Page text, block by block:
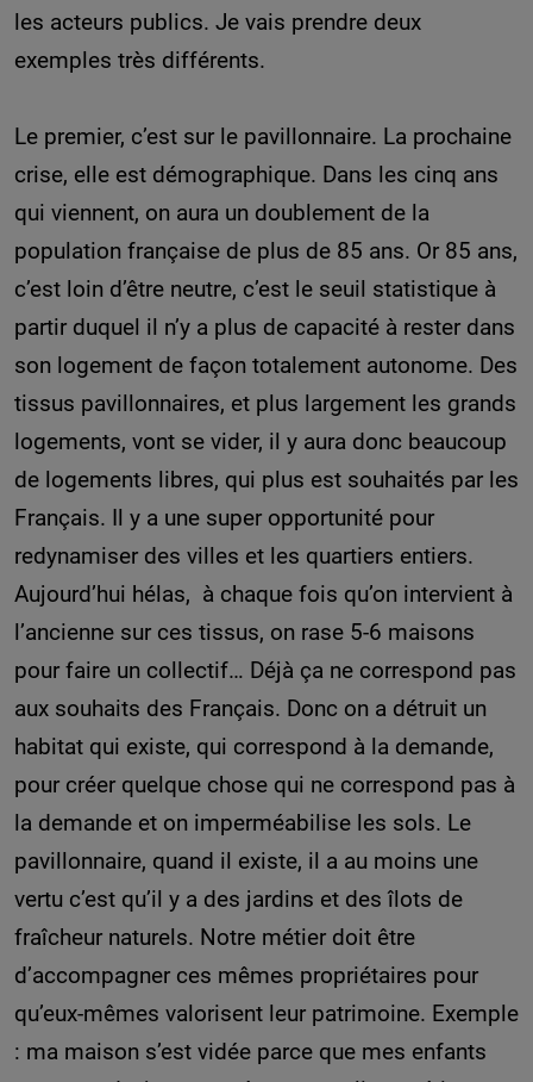
les acteurs publics. Je vais prendre deux
exemples très différents.
Le premier, c’est sur le pavillonnaire. La prochaine
crise, elle est démographique. Dans les cinq ans
qui viennent, on aura un doublement de la
population française de plus de 85 ans. Or 85 ans,
c’est loin d’être neutre, c’est le seuil statistique à
partir duquel il n’y a plus de capacité à rester dans
son logement de façon totalement autonome. Des
tissus pavillonnaires, et plus largement les grands
logements, vont se vider, il y aura donc beaucoup
de logements libres, qui plus est souhaités par les
Français. Il y a une super opportunité pour
redynamiser des villes et les quartiers entiers.
Aujourd’hui hélas, à chaque fois qu’on intervient à
l’ancienne sur ces tissus, on rase 5-6 maisons
pour faire un collectif… Déjà ça ne correspond pas
aux souhaits des Français. Donc on a détruit un
habitat qui existe, qui correspond à la demande,
pour créer quelque chose qui ne correspond pas à
la demande et on imperméabilise les sols. Le
pavillonnaire, quand il existe, il a au moins une
vertu c’est qu’il y a des jardins et des îlots de
fraîcheur naturels. Notre métier doit être
d’accompagner ces mêmes propriétaires pour
qu’eux-mêmes valorisent leur patrimoine. Exemple
: ma maison s’est vidée parce que mes enfants